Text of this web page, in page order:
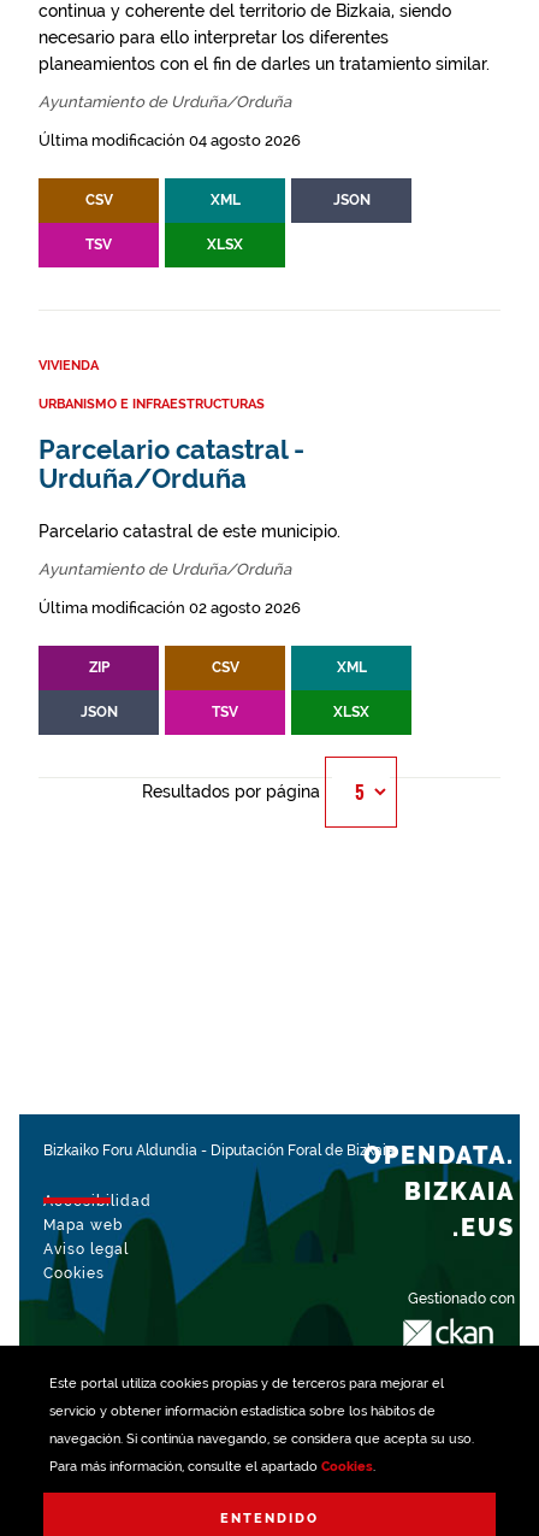
Este portal utiliza cookiespropias y de terceros para mejorar el
servicio y obtener información estadística sobre los hábitos de
navegación. Si continúa navegando, se considera que acepta su uso.
Para más información, consulte el apartado Cookies.
ENTENDIDO
continua y coherente del territorio de Bizkaia, siendo
necesario para ello interpretar los diferentes
planeamientos con el fin de darles un tratamiento similar.
Ayuntamiento de Urduña/Orduña
Última modificación 04 agosto 2026
CSV XML JSON
TSV XLSX
VIVIENDA
URBANISMO E INFRAESTRUCTURAS
Parcelario catastral -
Urduña/Orduña
Parcelario catastral de este municipio.
Ayuntamiento de Urduña/Orduña
Última modificación 02 agosto 2026
ZIP CSV XML
JSON TSV XLSX
Resultados por página
Bizkaiko Foru Aldundia - Diputación Foral de Bizkaia
Accesibilidad
Mapa web
Aviso legal
Cookies
Gestionado con
OPENDATA.
BIZKAIA
.EUS